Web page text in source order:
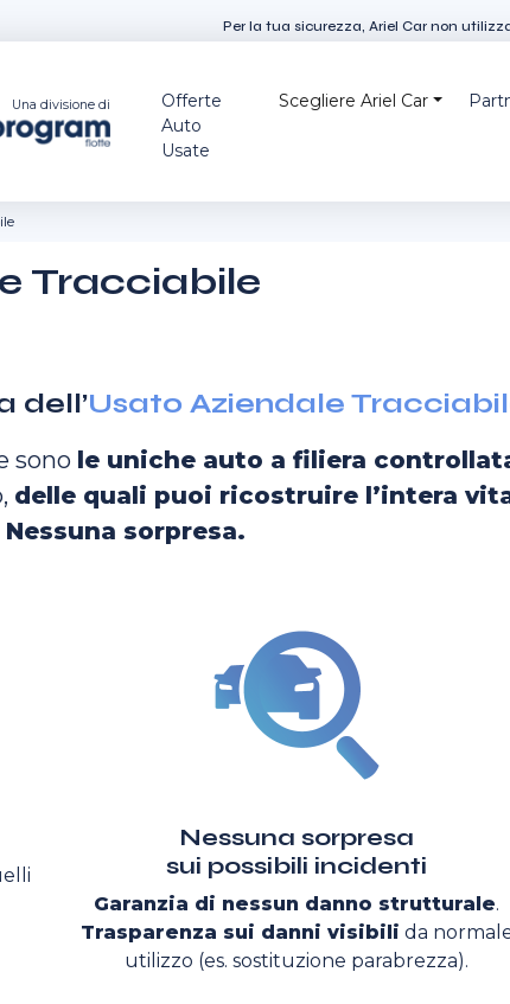
Per la tua sicurezza, Ariel Car non
Una divisione di
Offerte
Auto
Usate
Scegliere Ariel Car
Tracciabile
dell’Usato Aziendale
sono le uniche auto a filiera
delle quali puoi ricostruire l’intera
Nessuna sorpresa.
Nessuna sorpresa
sui possibili incidenti
Garanzia di nessun danno strutturale.
Trasparenza sui danni visibili da
utilizzo (es. sostituzione parabrezza).